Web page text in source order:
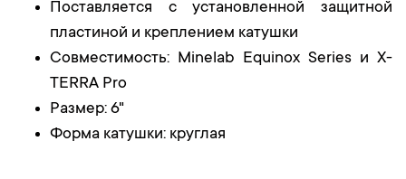
Поставляется с установленной защитной
пластиной и креплением катушки
Совместимость: Minelab Equinox Series и X-
TERRA Pro
Размер: 6"
Форма катушки: круглая